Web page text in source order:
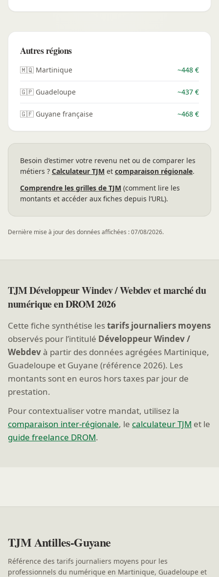
Autres régions
🇲🇶 Martinique ~448 €
🇬🇵 Guadeloupe ~437 €
🇬🇫 Guyane française ~468 €
Besoin d’estimer votre revenu net ou de comparer les
métiers ? Calculateur TJM et comparaison régionale.
Comprendre les grilles de TJM (comment lire les
montants et accéder aux fiches depuis l’URL).
Dernière mise à jour des données affichées : 07/08/2026.
TJM Développeur Windev / Webdev et marché du
numérique en DROM 2026
Cette fiche synthétise lestarifs journaliers moyens
observés pour l’intitulé Développeur Windev /
Webdevà partir des données agrégées Martinique,
Guadeloupe et Guyane (référence 2026). Les
montants sont en euros hors taxes par jour de
prestation.
Pour contextualiser votre mandat, utilisez la
comparaison inter-régionale, le calculateur TJM et le
guide freelance DROM.
TJM Antilles-Guyane
Référence des tarifs journaliers moyens pour les
professionnels du numérique en Martinique, Guadeloupe et